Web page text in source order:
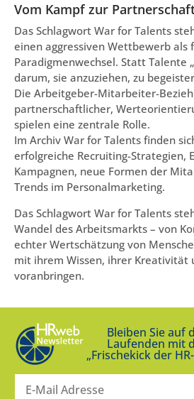
Vom Kampf zur
Das Schlagwort War for Talents
einen aggressiven Wettbewerb als
Paradigmenwechsel. Statt Talente
darum, sie anzuziehen, zu
Die Arbeitgeber-Mitarbeiter-
partnerschaftlicher,
spielen eine zentrale Rolle.
Im Archiv War for Talents finden
erfolgreiche Recruiting-Strategien,
Kampagnen, neue Formen der
Trends im Personalmarketing.
Das Schlagwort War for Talents
Wandel des Arbeitsmarkts – von
echter Wertschätzung von
mit ihrem Wissen, ihrer Kreativität
voranbringen.
Bleiben Sie auf
Laufenden mit
„Frischekick der